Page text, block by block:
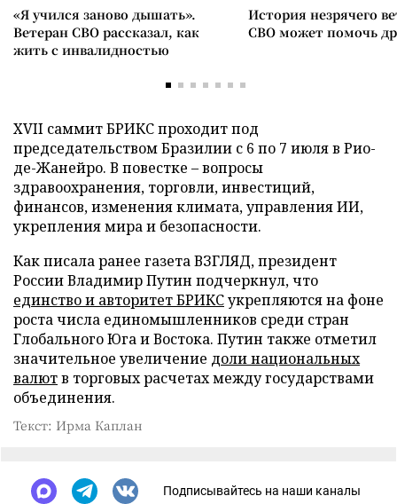
«Я учился заново дышать».
Ветеран СВО рассказал, как
жить с инвалидностью
История незрячего
СВО может помочь
XVII саммит БРИКС проходит под
председательством Бразилии с 6 по 7 июля в Рио-
де-Жанейро. В повестке – вопросы
здравоохранения, торговли, инвестиций,
финансов, изменения климата, управления ИИ,
укрепления мира и безопасности.
Как писала ранее газета ВЗГЛЯД, президент
России Владимир Путин подчеркнул, что
единство и авторитет БРИКСукрепляются на фоне
роста числа единомышленников среди стран
Глобального Юга и Востока. Путин также отметил
значительное увеличение доли национальных
валютв торговых расчетах между государствами
объединения.
Текст: Ирма Каплан
Подписывайтесь на наши каналы